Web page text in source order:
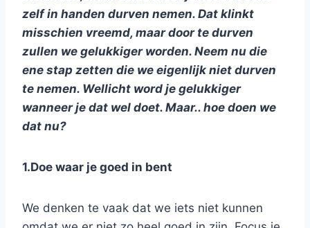
zelf in handen durven nemen. Dat klinkt
misschien vreemd, maar door te durven
zullen we gelukkiger worden. Neem nu die
ene stap zetten die we eigenlijk niet durven
te nemen. Wellicht word je gelukkiger
wanneer je dat wel doet. Maar.. hoe doen we
dat nu?
1.Doe waar je goed in bent
We denken te vaak dat we iets niet kunnen